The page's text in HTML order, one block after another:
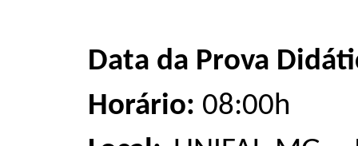
Data da Prova
Horário: 08:00h